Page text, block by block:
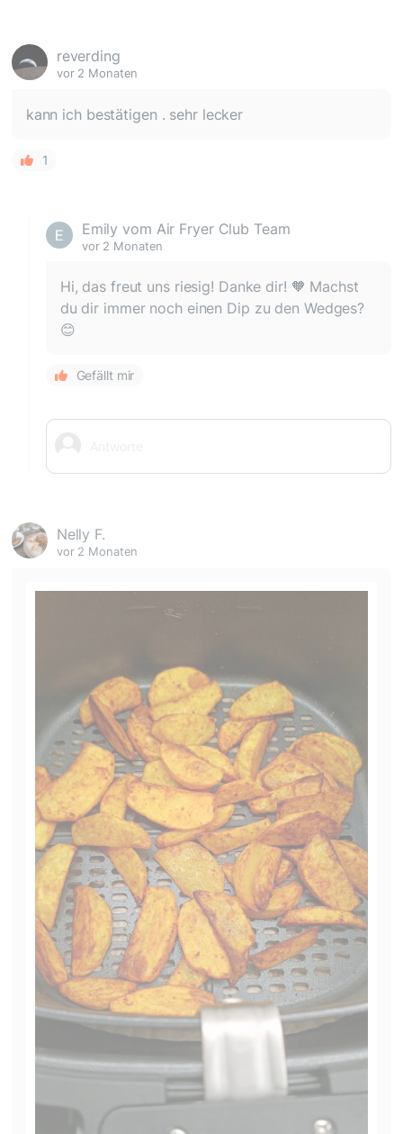
reverding
vor 2 Monaten
kann ich bestätigen . sehr lecker
1
Emily vom Air Fryer Club Team
vor 2 Monaten
Hi, das freut uns riesig! Danke dir! 🧡 Machst
du dir immer noch einen Dip zu den Wedges?
😊
Gefällt mir
Nelly F.
vor 2 Monaten